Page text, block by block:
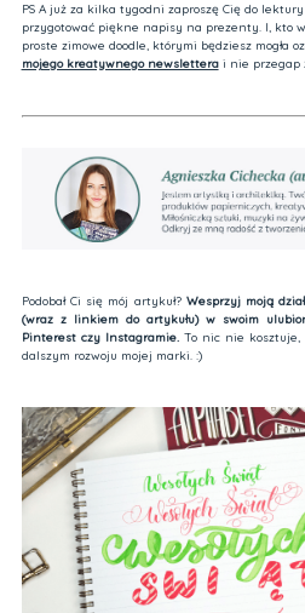
PS A już za kilka tygodni zaproszę Cię do
przygotować piękne napisy na prezenty. I, kto
proste zimowe doodle, którymi będziesz mogła
mojego kreatywnego newsletterai nie przegap
Podobał Ci się mój artykuł? Wesprzyj moją
(wraz z linkiem do artykułu) w swoim
Pinterest czy Instagramie.To nic nie kosztuje,
dalszym rozwoju mojej marki. :)